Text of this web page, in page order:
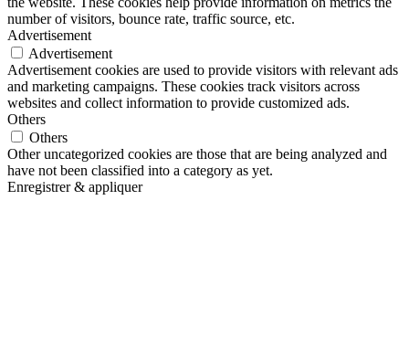
number of visitors, bounce rate, traffic source, etc.
Advertisement
Advertisement
Advertisement cookies are used to provide visitors with relevant ads
and marketing campaigns. These cookies track visitors across
websites and collect information to provide customized ads.
Others
Others
Other uncategorized cookies are those that are being analyzed and
have not been classified into a category as yet.
Enregistrer & appliquer